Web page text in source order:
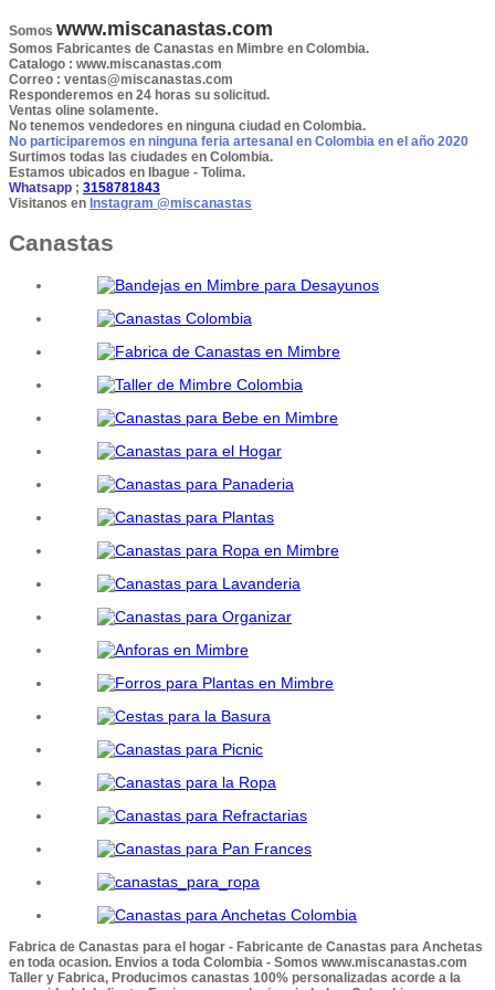
Somos www.miscanastas.com
Somos Fabricantes de Canastas en Mimbre en Colombia.
Catalogo : www.miscanastas.com
Correo : ventas@miscanastas.com
Responderemos en 24 horas su solicitud.
Ventas oline solamente.
No tenemos vendedores en ninguna ciudad en Colombia.
No participaremos en ninguna feria artesanal en Colombia en el año 2020
Surtimos todas las ciudades en Colombia.
Estamos ubicados en Ibague - Tolima.
Whatsapp ; 3158781843
Visitanos en Instagram @miscanastas
Canastas
Fabrica de Canastas para el hogar - Fabricante de Canastas para Anchetas
en toda ocasion. Envios a toda Colombia - Somos www.miscanastas.com
Taller y Fabrica, Producimos canastas 100% personalizadas acorde a la